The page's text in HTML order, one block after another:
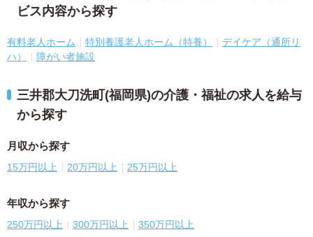
ビス内容から探す
有料老人ホーム 特別養護老人ホーム（特養）
デイケア（通所リ
ハ）
障がい者施設
三井郡大刀洗町(福岡県)の介護・福祉の求人を給与
から探す
月収から探す
15万円以上 20万円以上 25万円以上
年収から探す
250万円以上 300万円以上 350万円以上